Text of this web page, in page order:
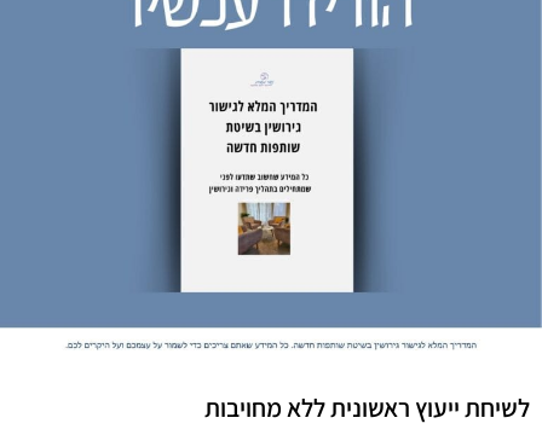
לשיחת ייעוץ ראשונית ללא מחויבות